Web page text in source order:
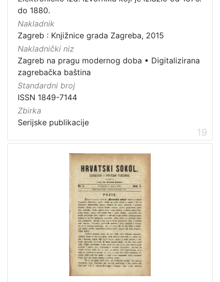
do 1880.
Nakladnik
Zagreb : Knjižnice grada Zagreba, 2015
Nakladnički niz
Zagreb na pragu modernog doba • Digitalizirana
zagrebačka baština
Standardni broj
ISSN 1849-7144
Zbirka
Serijske publikacije
19